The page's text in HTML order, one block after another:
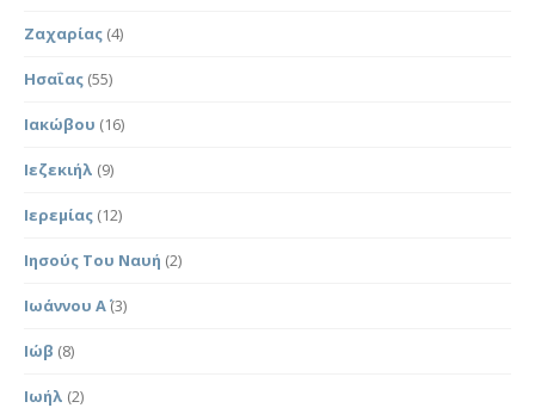
Ζαχαρίας (4)
Ησαΐας (55)
Ιακώβου (16)
Ιεζεκιήλ (9)
Ιερεμίας (12)
Ιησούς Του Ναυή (2)
Ιωάννου Α΄(3)
Ιώβ (8)
Ιωήλ (2)